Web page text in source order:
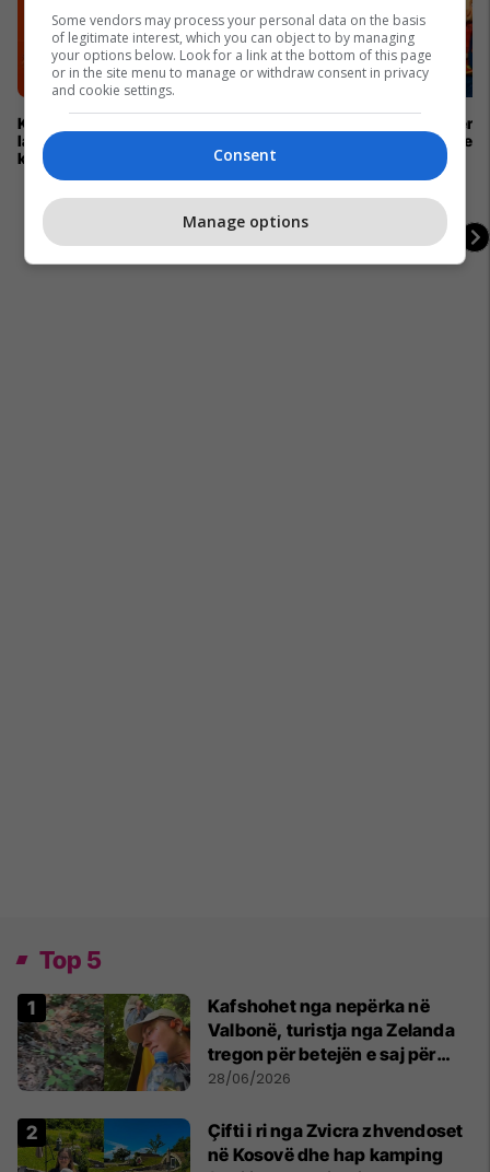
Kampionatet Botërore: Një histori e
lavdisë, legjendave dhe
kampionëve
Kupa e Botës 2026 për
me tri maskota zyrtare
Top 5
Kafshohet nga nepërka në
Valbonë, turistja nga Zelanda
tregon për betejën e saj për
mbijetesë
28/06/2026
Çifti i ri nga Zvicra zhvendoset
në Kosovë dhe hap kamping
Some vendors may process your personal data on the basis
of legitimate interest, which you can object to by managing
your options below. Look for a link at the bottom of this page
or in the site menu to manage or withdraw consent in privacy
and cookie settings.
Consent
Manage options